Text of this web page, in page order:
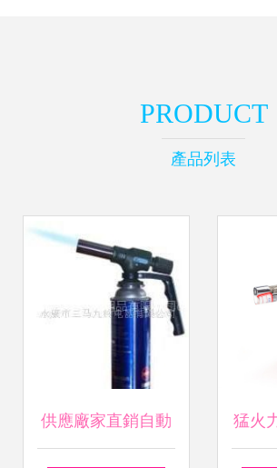
PRODUCT
產品列表
供應廠家直銷自動 猛火